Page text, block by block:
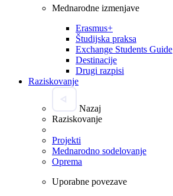
Mednarodne izmenjave
Erasmus+
Študijska praksa
Exchange Students Guide
Destinacije
Drugi razpisi
Raziskovanje
Nazaj
Raziskovanje
Projekti
Mednarodno sodelovanje
Oprema
Uporabne povezave